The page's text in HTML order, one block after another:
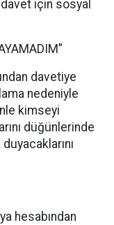
için sosyal
davetiye
nedeniyle
kimseyi
düğünlerinde
hesabından